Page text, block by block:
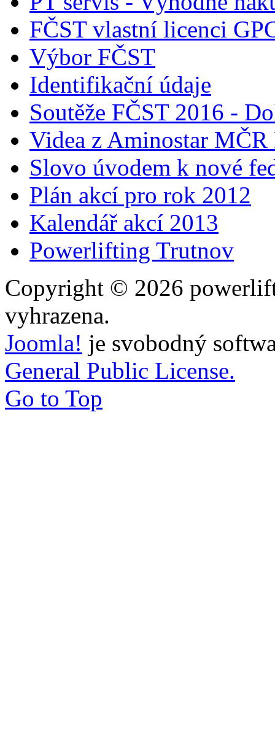
FČST vlastní licenci
Výbor FČST
Identifikační údaje
Soutěže FČST 2016 -
Videa z Aminostar MČR
Slovo úvodem k nové
Plán akcí pro rok 2012
Kalendář akcí 2013
Powerlifting Trutnov
Copyright © 2026
vyhrazena.
Joomla! je svobodný
General Public License.
Go to Top